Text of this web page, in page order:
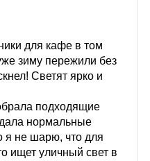
для кафе в том
зиму пережили без
Светят ярко и
подходящие
нормальные
я не шарю, что для
ищет уличный свет в